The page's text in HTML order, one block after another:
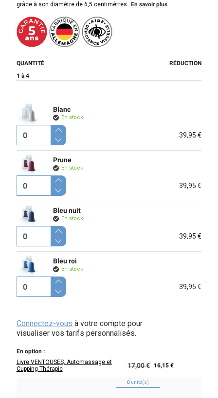
grâce à son diamètre de 6,5 centimètres. En savoir plus
QUANTITÉ
RÉDUCTION
1 à 4
Blanc
En stock
39,95 €
Prune
En stock
39,95 €
Bleu nuit
En stock
39,95 €
Bleu roi
En stock
39,95 €
Connectez-vous à votre compte pour
visualiser vos tarifs personnalisés.
En option :
Livre VENTOUSES, Automassage et
Cupping Thérapie
17,00 € 16,15 €
0 unité(s)